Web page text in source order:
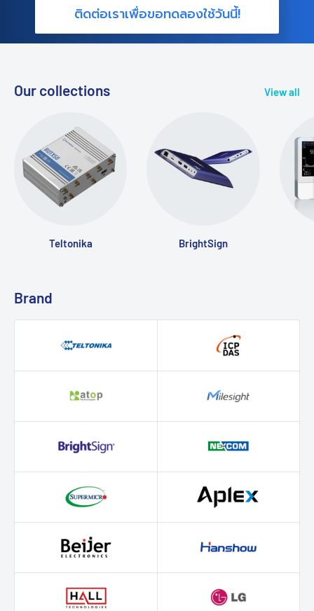
ติดต่อเราเพื่อขอทดลองใช้วันนี้!
Our collections View all
Teltonika BrightSign
Brand